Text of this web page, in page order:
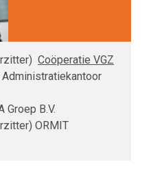
Coöperatie VGZ
Groep B.V.
ORMIT